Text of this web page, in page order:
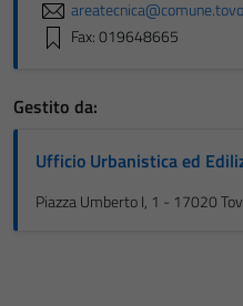
Fax: 019648665
Gestito da:
Ufficio Urbanistica ed
Piazza Umberto I, 1 - 17020